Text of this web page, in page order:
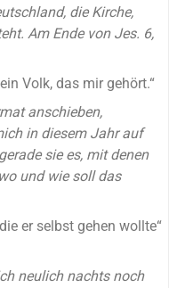
die Kirche,
Am Ende von Jes. 6,
Volk, das mir gehört.“
anschieben,
in diesem Jahr auf
sie es, mit denen
und wie soll das
er selbst gehen wollte“
neulich nachts noch